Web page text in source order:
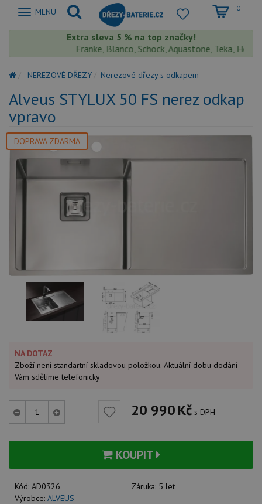
Zobrazit
MENU 0
Extra sleva 5 % na top značky!
Franke, Blanco, Schock, Aquastone, Teka,
NEREZOVÉ DŘEZY Nerezové dřezy s odkapem
Alveus STYLUX 50 FS nerez odkap
vpravo
DOPRAVA ZDARMA
NA DOTAZ
Zboží není standartní skladovou položkou. Aktuální dobu dodání
Vám sdělíme telefonicky
20 990Kč s DPH
KOUPIT
Kód: AD0326 Záruka: 5 let
Výrobce: ALVEUS